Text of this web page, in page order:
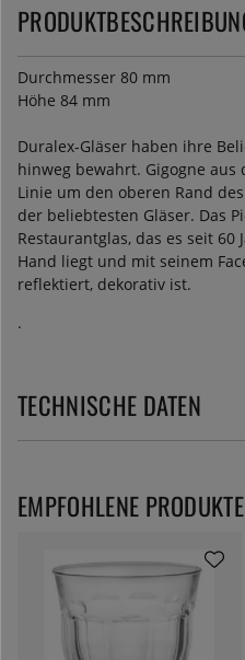
Durchmesser 80 mm
Höhe 84 mm
Duralex-Gläser haben ihre
hinweg bewahrt. Gigogne aus
Linie um den oberen Rand
der beliebtesten Gläser. Das
Restaurantglas, das es seit
Hand liegt und mit seinem
reflektiert, dekorativ ist.
.
TECHNISCHE DATEN
EMPFOHLENE PRODUKTE